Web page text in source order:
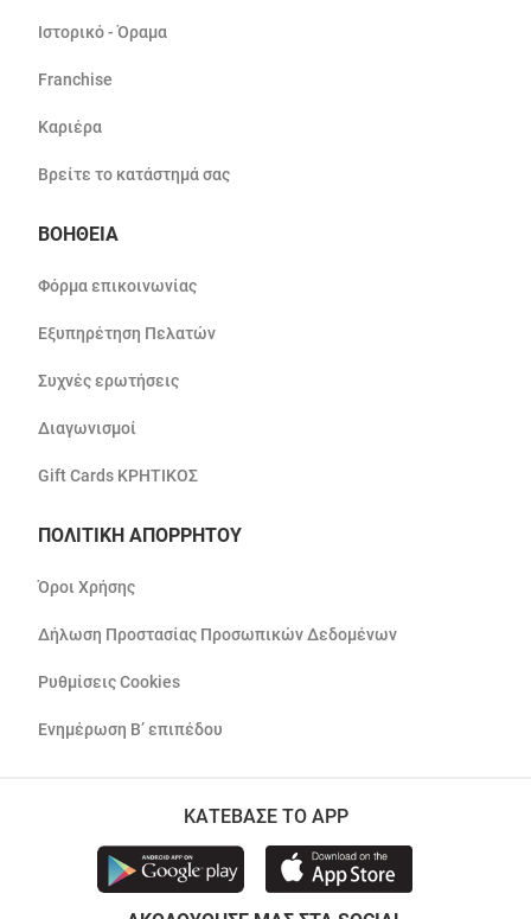
Ιστορικό - Όραμα
Franchise
Καριέρα
Βρείτε το κατάστημά σας
ΒΟΗΘΕΙΑ
Φόρμα επικοινωνίας
Εξυπηρέτηση Πελατών
Συχνές ερωτήσεις
Διαγωνισμοί
Gift Cards ΚΡΗΤΙΚΟΣ
ΠΟΛΙΤΙΚΗ ΑΠΟΡΡΗΤΟΥ
Όροι Χρήσης
Δήλωση Προστασίας Προσωπικών Δεδομένων
Ρυθμίσεις Cookies
Ενημέρωση Β’ επιπέδου
ΚΑΤΕΒΑΣΕ ΤΟ APP